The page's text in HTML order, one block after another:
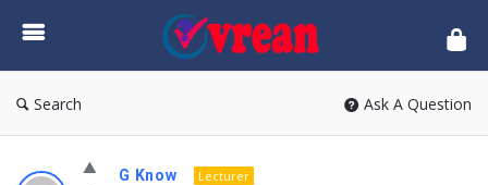
vrean.com
Search Ask A Question
G Know
Lecturer